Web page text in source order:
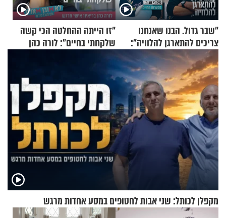
"שבר גדול. הבנו שאנחנו
צריכים להתארגן להלוויה":
זוגיות במבחן, הפעם עם מרים
וגד דנינו
"זו הייתה ההחלטה הכי קשה
שלקחתי בחיים": לורה כהן
בריאיון אישי מרגש
מקפלן לכותל: שני אבות לחטופים במסע אחדות מרגש